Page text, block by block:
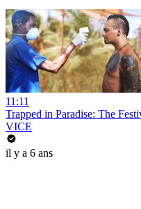
11:11
Trapped in Paradise: The
VICE
il y a 6 ans